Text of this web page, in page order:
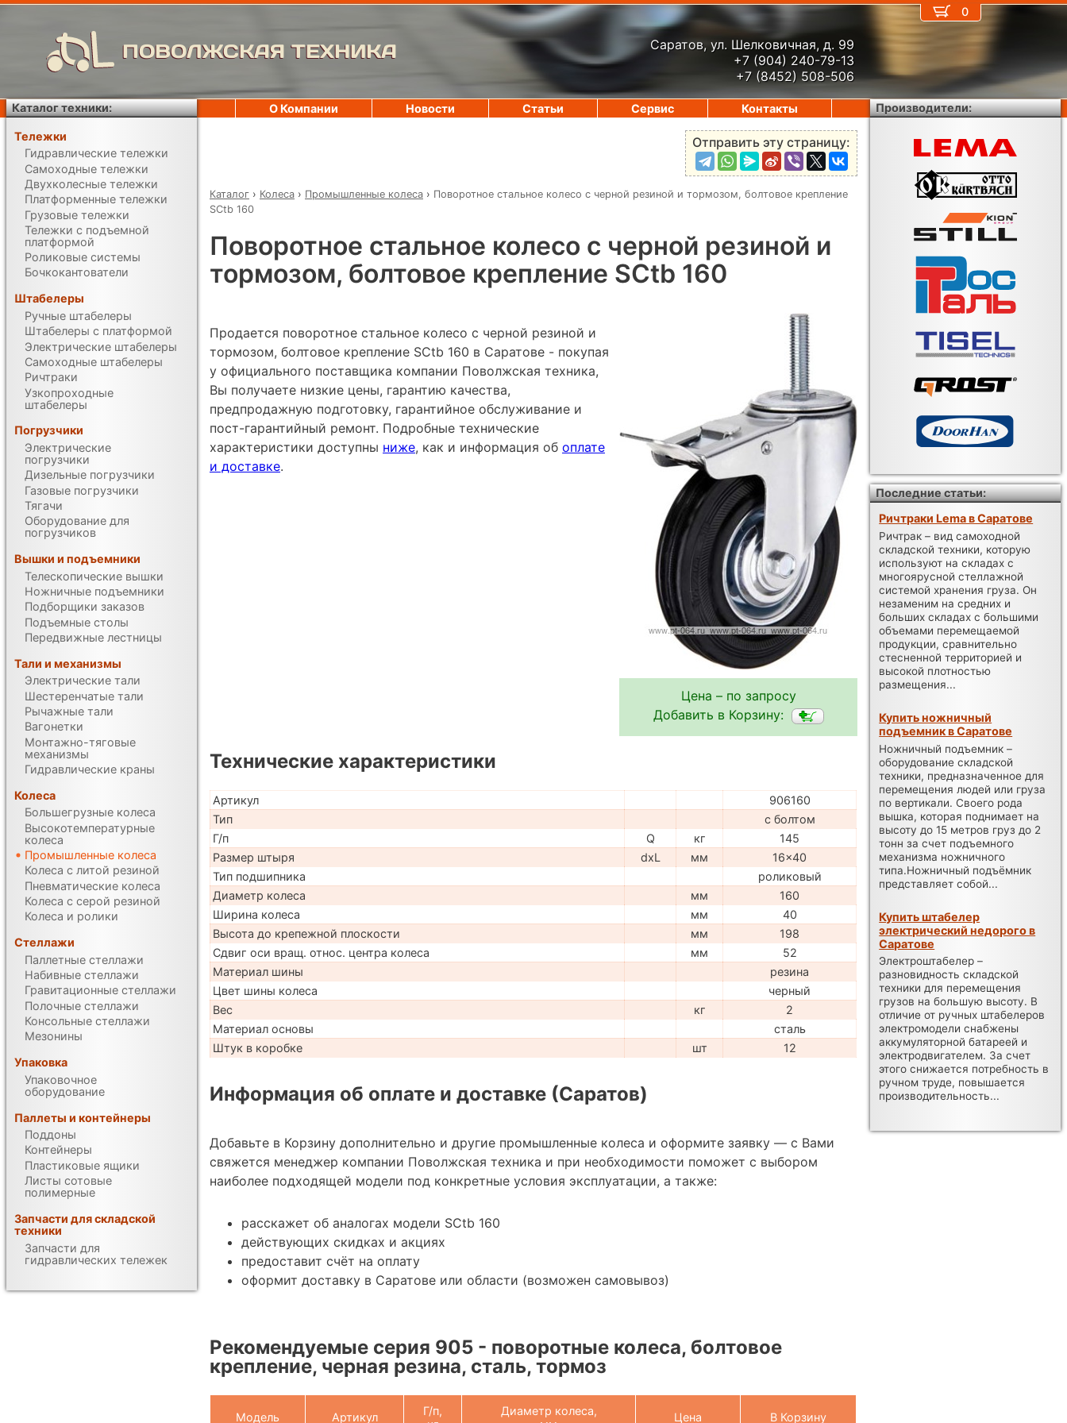
ПОВОЛЖСКАЯ ТЕХНИКА
Саратов, ул. Шелковичная, д. 99
+7 (904) 240-79-13
+7 (8452) 508-506
Отправить эту страницу:
Каталог › Колеса › Промышленные колеса › Поворотное стальное колесо с черной резиной и тормозом, болтовое крепление
SCtb 160
Поворотное стальное колесо с черной резиной и
тормозом, болтовое крепление SCtb 160
Цена – по запросу
Добавить в Корзину:
Продается поворотное стальное колесо с черной резиной и
тормозом, болтовое крепление SCtb 160 в Саратове - покупая
у официального поставщика компании Поволжская техника,
Вы получаете низкие цены, гарантию качества,
предпродажную подготовку, гарантийное обслуживание и
пост-гарантийный ремонт. Подробные технические
характеристики доступны ниже, как и информация об оплате
и доставке.
Технические характеристики
Артикул
906160
Тип
с болтом
Г/п
Q кг
145
Размер штыря
dxL мм
16x40
Тип подшипника
роликовый
Диаметр колеса
мм
160
Ширина колеса
мм
40
Высота до крепежной плоскости
мм
198
Сдвиг оси вращ. относ. центра колеса
мм
52
Материал шины
резина
Цвет шины колеса
черный
Вес
кг
2
Материал основы
сталь
Штук в коробке
шт 12
Информация об оплате и доставке (Саратов)
Добавьте в Корзину дополнительно и другие промышленные колеса и оформите заявку — с Вами
свяжется менеджер компании Поволжская техника и при необходимости поможет с выбором
наиболее подходящей модели под конкретные условия эксплуатации, а также:
расскажет об аналогах модели SCtb 160
действующих скидках и акциях
предоставит счёт на оплату
оформит доставку в Саратове или области (возможен самовывоз)
Рекомендуемые серия 905 - поворотные колеса, болтовое
крепление, черная резина, сталь, тормоз
Модель Артикул
Г/п,
Диаметр колеса,
Цена В Корзину
0
О Компании Новости Статьи Сервис Контакты
Каталог техники:
Тележки
Гидравлические тележки
Самоходные тележки
Двухколесные тележки
Платформенные тележки
Грузовые тележки
Тележки с подъемной
платформой
Роликовые системы
Бочкокантователи
Штабелеры
Ручные штабелеры
Штабелеры с платформой
Электрические штабелеры
Самоходные штабелеры
Ричтраки
Узкопроходные
штабелеры
Погрузчики
Электрические
погрузчики
Дизельные погрузчики
Газовые погрузчики
Тягачи
Оборудование для
погрузчиков
Вышки и подъемники
Телескопические вышки
Ножничные подъемники
Подборщики заказов
Подъемные столы
Передвижные лестницы
Тали и механизмы
Электрические тали
Шестеренчатые тали
Рычажные тали
Вагонетки
Монтажно-тяговые
механизмы
Гидравлические краны
Колеса
Большегрузные колеса
Высокотемпературные
колеса
Промышленные колеса
Колеса с литой резиной
Пневматические колеса
Колеса с серой резиной
Колеса и ролики
Стеллажи
Паллетные стеллажи
Набивные стеллажи
Гравитационные стеллажи
Полочные стеллажи
Консольные стеллажи
Мезонины
Упаковка
Упаковочное
оборудование
Паллеты и контейнеры
Поддоны
Контейнеры
Пластиковые ящики
Листы сотовые
полимерные
Запчасти для складской
техники
Запчасти для
гидравлических тележек
Производители:
Последние статьи:
Ричтраки Lema в Саратове
Ричтрак – вид самоходной
складской техники, которую
используют на складах с
многоярусной стеллажной
системой хранения груза. Он
незаменим на средних и
больших складах с большими
объемами перемещаемой
продукции, сравнительно
стесненной территорией и
высокой плотностью
размещения...
Купить ножничный
подъемник в Саратове
Ножничный подъемник –
оборудование складской
техники, предназначенное для
перемещения людей или груза
по вертикали. Своего рода
вышка, которая поднимает на
высоту до 15 метров груз до 2
тонн за счет подъемного
механизма ножничного
типа.Ножничный подъёмник
представляет собой...
Купить штабелер
электрический недорого в
Саратове
Электроштабелер –
разновидность складской
техники для перемещения
грузов на большую высоту. В
отличие от ручных штабелеров
электромодели снабжены
аккумуляторной батареей и
электродвигателем. За счет
этого снижается потребность в
ручном труде, повышается
производительность...